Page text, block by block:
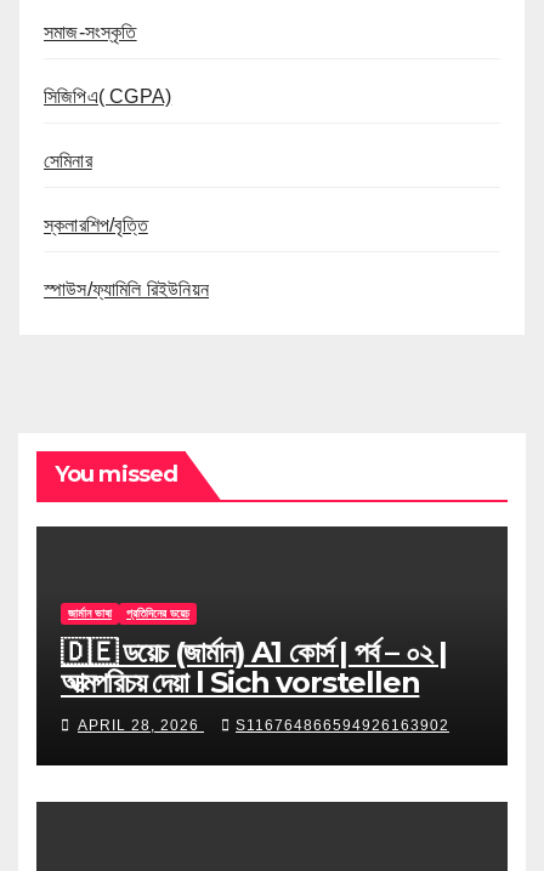
সমাজ-সংস্কৃতি
সিজিপিএ( CGPA)
সেমিনার
স্কলারশিপ/বৃত্তি
স্পাউস/ফ্যামিলি রিইউনিয়ন
You missed
জার্মান ভাষা প্রতিদিনের ডয়েচ
🇩🇪 ডয়েচ (জার্মান) A1 কোর্স | পর্ব – ০২ |
আত্মপরিচয় দেয়া l Sich vorstellen
APRIL 28, 2026 S116764866594926163902